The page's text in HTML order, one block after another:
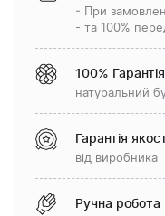
- При
- та 100%
100% Гарантія
натуральний
Гарантія
від виробника
Ручна робота